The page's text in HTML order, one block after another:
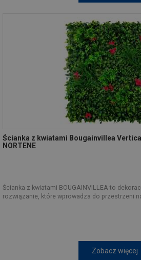
Ścianka z kwiatami Bougainvillea
NORTENE
Ścianka z kwiatami BOUGAINVILLEA to
rozwiązanie, które wprowadza do przestrzeni
Zobacz więcej